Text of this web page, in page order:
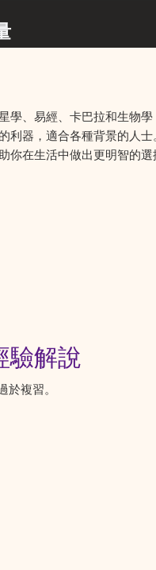
學、易經、卡巴拉和生物
利器，適合各種背景的人
在生活中做出更明智的選
驗解說
複習。